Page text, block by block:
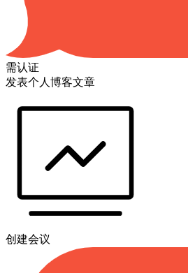
需认证
发表个人博客文章
创建会议